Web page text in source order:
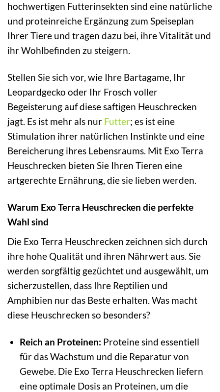
hochwertigen Futterinsekten sind eine natürliche
und proteinreiche Ergänzung zum Speiseplan
Ihrer Tiere und tragen dazu bei, ihre Vitalität und
ihr Wohlbefinden zu steigern.
Stellen Sie sich vor, wie Ihre Bartagame, Ihr
Leopardgecko oder Ihr Frosch voller
Begeisterung auf diese saftigen Heuschrecken
jagt. Es ist mehr als nur Futter; es ist eine
Stimulation ihrer natürlichen Instinkte und eine
Bereicherung ihres Lebensraums. Mit Exo Terra
Heuschrecken bieten Sie Ihren Tieren eine
artgerechte Ernährung, die sie lieben werden.
Warum Exo Terra Heuschrecken die perfekte
Wahl sind
Die Exo Terra Heuschrecken zeichnen sich durch
ihre hohe Qualität und ihren Nährwert aus. Sie
werden sorgfältig gezüchtet und ausgewählt, um
sicherzustellen, dass Ihre Reptilien und
Amphibien nur das Beste erhalten. Was macht
diese Heuschrecken so besonders?
Reich an Proteinen: Proteine sind essentiell
für das Wachstum und die Reparatur von
Gewebe. Die Exo Terra Heuschrecken liefern
eine optimale Dosis an Proteinen, um die